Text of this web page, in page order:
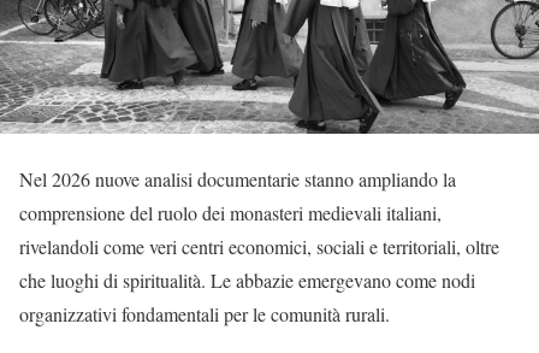
Nel 2026 nuove analisi documentarie stanno ampliando la
comprensione del ruolo dei monasteri medievali italiani,
rivelandoli come veri centri economici, sociali e territoriali, oltre
che luoghi di spiritualità. Le abbazie emergevano come nodi
organizzativi fondamentali per le comunità rurali.